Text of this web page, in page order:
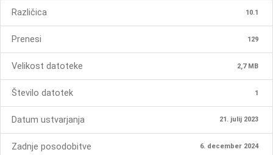
Različica 10.1
Prenesi 129
Velikost datoteke 2,7 MB
Število datotek 1
Datum ustvarjanja 21. julij 2023
Zadnje posodobitve 6. december 2024